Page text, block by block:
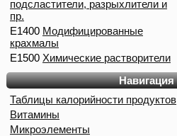
подсластители, разрыхлители и
пр.
E1400 Модифицированные
крахмалы
E1500 Химические растворители
Навигация
Таблицы калорийности продуктов
Витамины
Микроэлементы